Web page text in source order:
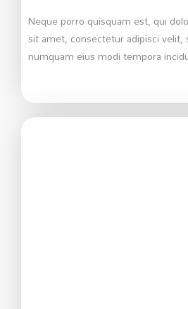
Neque porro quisquam est, qui
sit amet, consectetur adipisci velit,
numquam eius modi tempora